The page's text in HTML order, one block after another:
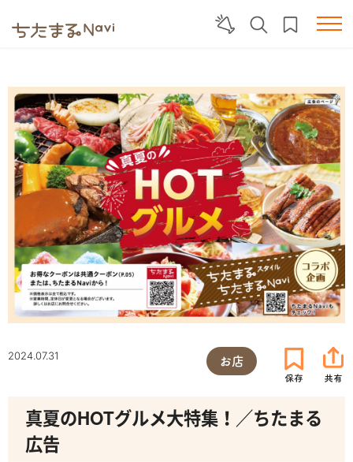
2024.07.31 お店
真夏のHOTグルメ大特集！／ちたまる
広告